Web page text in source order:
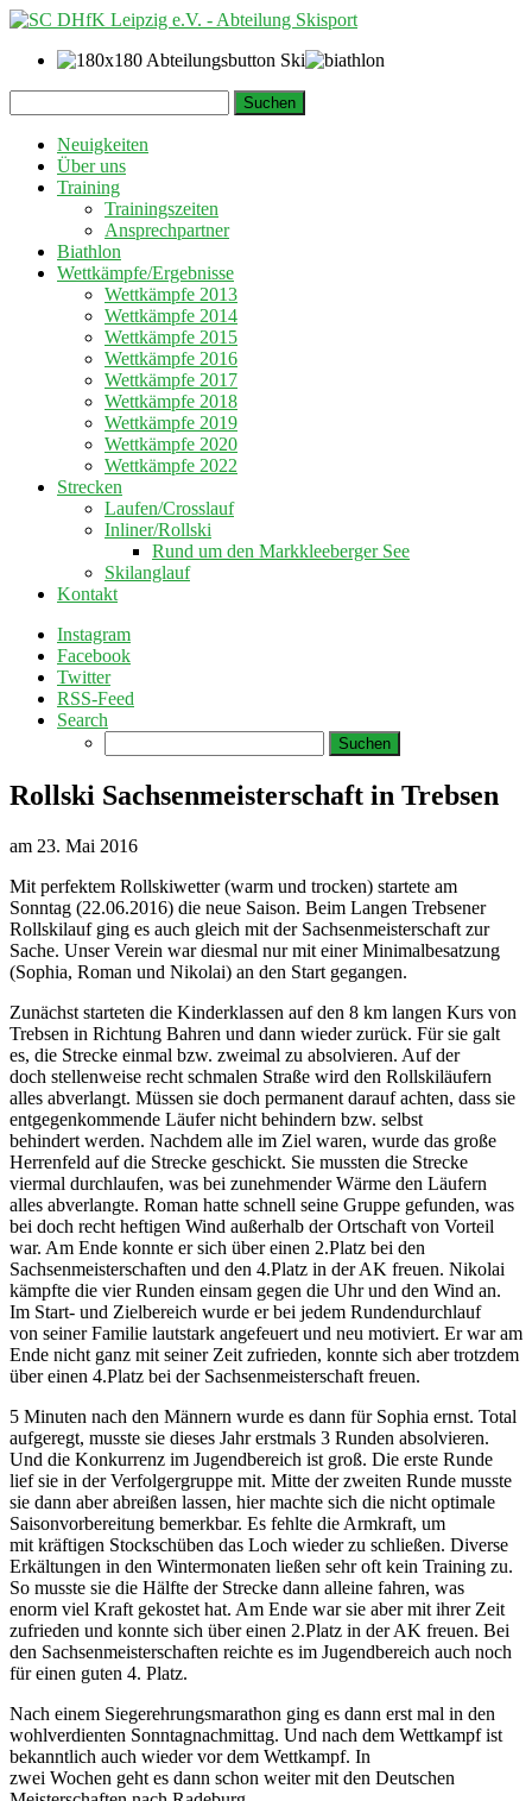
zum
Inhalt
nach:
Neuigkeiten
Über uns
Training
Trainingszeiten
Ansprechpartner
Biathlon
Wettkämpfe/Ergebnisse
Wettkämpfe 2013
Wettkämpfe 2014
Wettkämpfe 2015
Wettkämpfe 2016
Wettkämpfe 2017
Wettkämpfe 2018
Wettkämpfe 2019
Wettkämpfe 2020
Wettkämpfe 2022
Strecken
Laufen/Crosslauf
Inliner/Rollski
Rund um den Markkleeberger See
Skilanglauf
Kontakt
Instagram
Facebook
Twitter
RSS-Feed
Search
nach:
Rollski Sachsenmeisterschaft in Trebsen
am 23. Mai 2016
Mit perfektem Rollskiwetter (warm und trocken) startete am
Sonntag (22.06.2016) die neue Saison. Beim Langen Trebsener
Rollskilauf ging es auch gleich mit der Sachsenmeisterschaft zur
Sache. Unser Verein war diesmal nur mit einer Minimalbesatzung
(Sophia, Roman und Nikolai) an den Start gegangen.
Zunächst starteten die Kinderklassen auf den 8 km langen Kurs von
Trebsen in Richtung Bahren und dann wieder zurück. Für sie galt
es, die Strecke einmal bzw. zweimal zu absolvieren. Auf der
doch stellenweise recht schmalen Straße wird den Rollskiläufern
alles abverlangt. Müssen sie doch permanent darauf achten, dass sie
entgegenkommende Läufer nicht behindern bzw. selbst
behindert werden. Nachdem alle im Ziel waren, wurde das große
Herrenfeld auf die Strecke geschickt. Sie mussten die Strecke
viermal durchlaufen, was bei zunehmender Wärme den Läufern
alles abverlangte. Roman hatte schnell seine Gruppe gefunden, was
bei doch recht heftigen Wind außerhalb der Ortschaft von Vorteil
war. Am Ende konnte er sich über einen 2.Platz bei den
Sachsenmeisterschaften und den 4.Platz in der AK freuen. Nikolai
kämpfte die vier Runden einsam gegen die Uhr und den Wind an.
Im Start- und Zielbereich wurde er bei jedem Rundendurchlauf
von seiner Familie lautstark angefeuert und neu motiviert. Er war am
Ende nicht ganz mit seiner Zeit zufrieden, konnte sich aber trotzdem
über einen 4.Platz bei der Sachsenmeisterschaft freuen.
5 Minuten nach den Männern wurde es dann für Sophia ernst. Total
aufgeregt, musste sie dieses Jahr erstmals 3 Runden absolvieren.
Und die Konkurrenz im Jugendbereich ist groß. Die erste Runde
lief sie in der Verfolgergruppe mit. Mitte der zweiten Runde musste
sie dann aber abreißen lassen, hier machte sich die nicht optimale
Saisonvorbereitung bemerkbar. Es fehlte die Armkraft, um
mit kräftigen Stockschüben das Loch wieder zu schließen. Diverse
Erkältungen in den Wintermonaten ließen sehr oft kein Training zu.
So musste sie die Hälfte der Strecke dann alleine fahren, was
enorm viel Kraft gekostet hat. Am Ende war sie aber mit ihrer Zeit
zufrieden und konnte sich über einen 2.Platz in der AK freuen. Bei
den Sachsenmeisterschaften reichte es im Jugendbereich auch noch
für einen guten 4. Platz.
Nach einem Siegerehrungsmarathon ging es dann erst mal in den
wohlverdienten Sonntagnachmittag. Und nach dem Wettkampf ist
bekanntlich auch wieder vor dem Wettkampf. In
zwei Wochen geht es dann schon weiter mit den Deutschen